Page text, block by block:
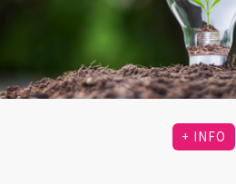
+ INFO